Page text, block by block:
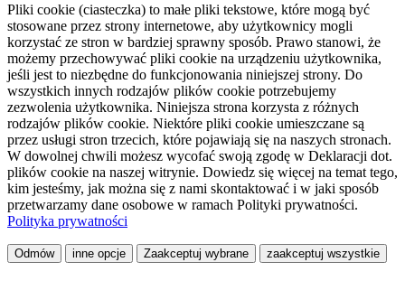
Pliki cookie (ciasteczka) to małe pliki tekstowe, które mogą być
stosowane przez strony internetowe, aby użytkownicy mogli
korzystać ze stron w bardziej sprawny sposób. Prawo stanowi, że
możemy przechowywać pliki cookie na urządzeniu użytkownika,
jeśli jest to niezbędne do funkcjonowania niniejszej strony. Do
wszystkich innych rodzajów plików cookie potrzebujemy
zezwolenia użytkownika. Niniejsza strona korzysta z różnych
rodzajów plików cookie. Niektóre pliki cookie umieszczane są
przez usługi stron trzecich, które pojawiają się na naszych stronach.
W dowolnej chwili możesz wycofać swoją zgodę w Deklaracji dot.
plików cookie na naszej witrynie. Dowiedz się więcej na temat tego,
kim jesteśmy, jak można się z nami skontaktować i w jaki sposób
przetwarzamy dane osobowe w ramach Polityki prywatności.
Polityka prywatności
Odmów inne opcje Zaakceptuj wybrane zaakceptuj wszystkie